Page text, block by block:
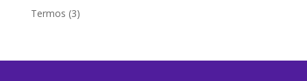
Termos 33